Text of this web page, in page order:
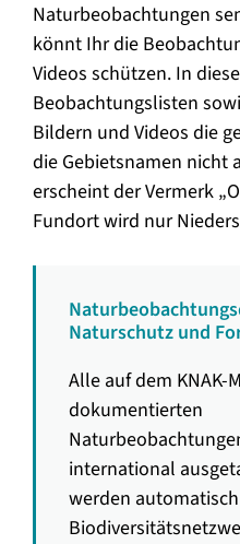
Naturbeobachtungen
könnt Ihr die
Videos schützen. In
Beobachtungslisten
Bildern und Videos die
die Gebietsnamen nicht
erscheint der Vermerk
Fundort wird nur
Naturschutz und
Alle auf dem KNAK-
dokumentierten
international
werden